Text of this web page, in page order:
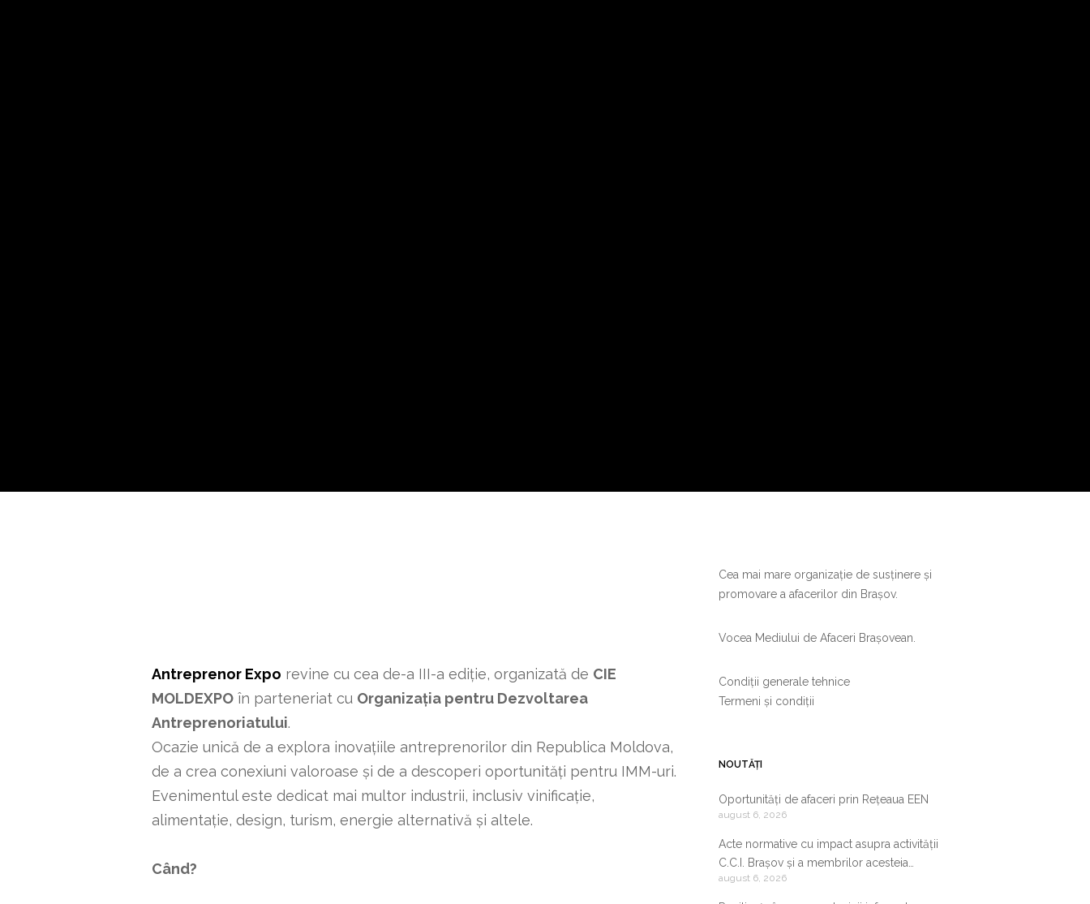
Antreprenor Expo revine cu cea de-a III-a ediție, organizată de CIE
MOLDEXPO în parteneriat cu Organizația pentru Dezvoltarea
Antreprenoriatului.
Ocazie unică de a explora inovațiile antreprenorilor din Republica Moldova,
de a crea conexiuni valoroase și de a descoperi oportunități pentru IMM-uri.
Evenimentul este dedicat mai multor industrii, inclusiv vinificație,
alimentație, design, turism, energie alternativă și altele.
Când?
Cea mai mare organizație de susținere și
promovare a afacerilor din Brașov.
Vocea Mediului de Afaceri Brașovean.
Condiții generale tehnice
Termeni și condiții
NOUTĂȚI
Oportunități de afaceri prin Rețeaua EEN
august 6, 2026
Acte normative cu impact asupra activității
C.C.I. Brașov și a membrilor acesteia
29.07.2026-05.08.2026
august 6, 2026